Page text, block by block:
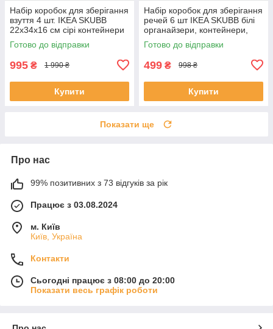
Набір коробок для зберігання
взуття 4 шт. IKEA SKUBB
22x34x16 см сірі контейнери
для взуття органайзери
804.000.04
Готово до відправки
995 ₴ 1 990 ₴
Купити
Набір коробок для зберігання
речей 6 шт IKEA SKUBB білі
органайзери, контейнери,
модулі для одягу білизни
шкарпетків
Готово до відправки
499 ₴ 998 ₴
Купити
Показати ще
Про нас
99% позитивних з 73 відгуків за рік
Працює з 03.08.2024
м. Київ
Київ, Україна
Контакти
Сьогодні працює з 08:00 до 20:00
Показати весь графік роботи